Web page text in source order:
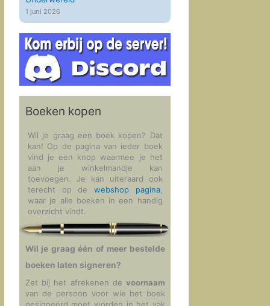
1 juni 2026
Boeken kopen
Wil je graag een boek kopen? Dat
kan! Op de pagina van ieder boek
vind je een knop waarmee je het
aan je winkelmandje kan
toevoegen. Je kan uiteraard ook
terecht op dewebshop pagina,
waar je alle boeken in een handig
overzicht vindt.
Wil je graag één of meer bestelde
boeken laten signeren?
Zet bij het afrekenen devoornaam
van de persoon voor wie het boek